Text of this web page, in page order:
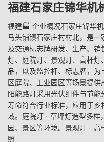
福建石家庄锦华机
福建🏭 企业概况石家庄锦华
马头铺镇石家庄村村北，是
及交通标志牌研发、生产、
灯、庭院灯、景观灯、高杆
品，以及监控杆、标志牌，
区庭院、工业园区等场景提
阳能路灯采用光伏组件与节
寿命符合行业标准，应用于
域。庭院灯 · 草坪灯造型多
园、景区等环境。景观灯 ·
照...